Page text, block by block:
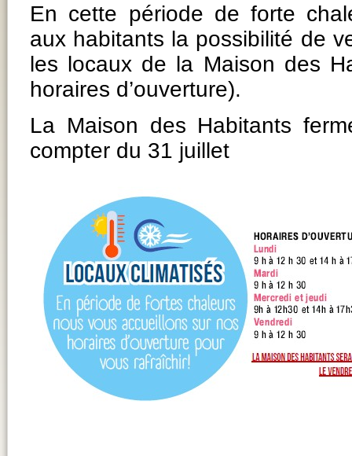
En cette période de forte
aux habitants la possibilité de
les locaux de la Maison des
horaires d’ouverture).
La Maison des Habitants
compter du 31 juillet